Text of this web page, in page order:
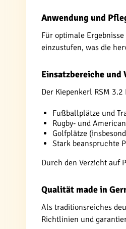
Anwendung und
Für optimale
einzustufen, was die
Einsatzbereiche und
Der Kiepenkerl RSM
Fußballplätze und
Rugby- und
Golfplätze
Stark beanspruchte
Durch den Verzicht auf
Qualität made in
Als traditionsreiches
Richtlinien und